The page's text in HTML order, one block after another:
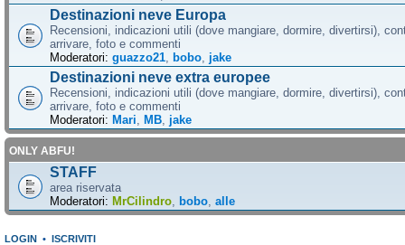
Destinazioni neve Europa
Recensioni, indicazioni utili (dove mangiare, dormire, divertirsi),
arrivare, foto e commenti
Moderatori: guazzo21 bobo jake
Destinazioni neve extra europee
Recensioni, indicazioni utili (dove mangiare, dormire, divertirsi),
arrivare, foto e commenti
Moderatori: Mari MB jake
ONLY ABFU!
STAFF
area riservata
Moderatori: MrCilindro bobo alle
LOGIN • ISCRIVITI